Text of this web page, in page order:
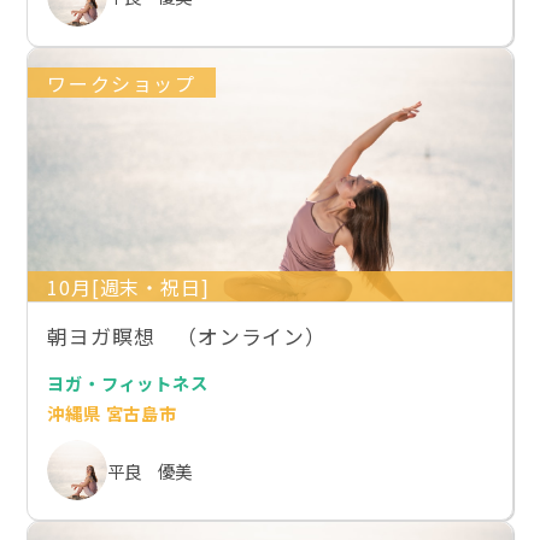
ワークショップ
10月[週末・祝日]
朝ヨガ瞑想 （オンライン）
ヨガ・フィットネス
沖縄県 宮古島市
平良 優美